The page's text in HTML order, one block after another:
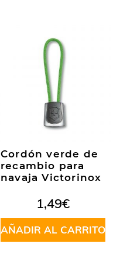
Cordón verde de
recambio para
navaja Victorinox
1,49€
AÑADIR AL CARRITO